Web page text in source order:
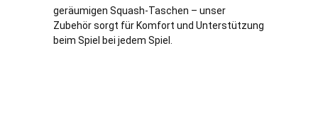
geräumigen Squash-Taschen – unser
Zubehör sorgt für Komfort und Unterstützung
beim Spiel bei jedem Spiel.